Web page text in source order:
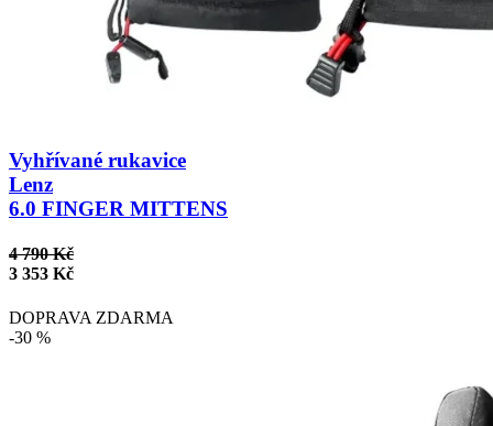
Vyhřívané rukavice
Lenz
6.0 FINGER MITTENS
4 790 Kč
3 353 Kč
DOPRAVA ZDARMA
-30 %